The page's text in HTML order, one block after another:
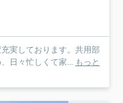
実しております。共用部
日々忙しくて家... もっと